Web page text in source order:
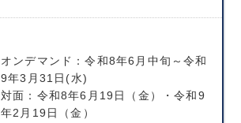
オンデマンド：令和8年6月中旬～令和
9年3月31日(水)
対面：令和8年6月19日（金）・令和9
年2月19日（金）